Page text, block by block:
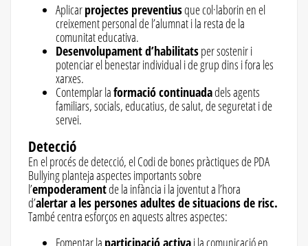
Aplicarprojectes preventiusque col·laborin en el
creixement personal de l’alumnat i la resta de la
comunitat educativa.
Desenvolupament d’habilitatsper sostenir i
potenciar el benestar individual i de grup dins i fora les
xarxes.
Contemplar laformació continuadadels agents
familiars, socials, educatius, de salut, de seguretat i de
servei.
Detecció
En el procés de detecció, el Codi de bones pràctiques de PDA
Bullying planteja aspectes importants sobre
l’empoderamentde la infància i la joventut a l’hora
d’alertar a les persones adultes de situacions de risc.
També centra esforços en aquests altres aspectes:
Fomentar la participació activai la comunicació en